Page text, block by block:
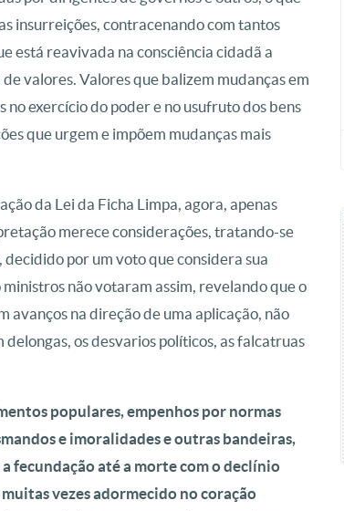
insurreições, contracenando com tantos
está reavivada na consciência cidadã a
valores. Valores que balizem mudanças em
exercício do poder e no usufruto dos bens
que urgem e impõem mudanças mais
da Lei da Ficha Limpa, agora, apenas
merece considerações, tratando-se
por um voto que considera sua
não votaram assim, revelando que o
avanços na direção de uma aplicação, não
os desvarios políticos, as falcatruas
populares, empenhos por normas
e imoralidades e outras bandeiras,
a fecundação até a morte com o declínio
vezes adormecido no coração